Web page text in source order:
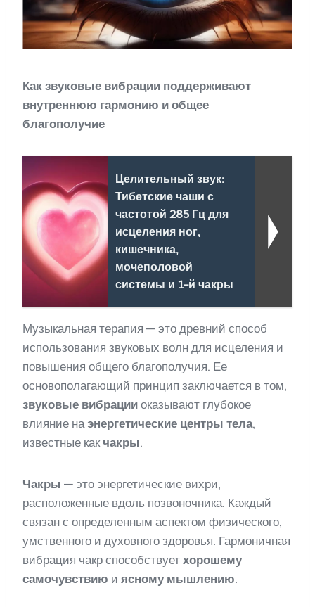
Как звуковые вибрации поддерживают
внутреннюю гармонию и общее
благополучие
Целительный звук:
Тибетские чаши с
частотой 285 Гц для
исцеления ног,
кишечника,
мочеполовой
системы и 1-й чакры
Музыкальная терапия — это древний способ
использования звуковых волн для исцеления и
повышения общего благополучия. Ее
основополагающий принцип заключается в том,
звуковые вибрации оказывают глубокое
влияние на энергетические центры тела,
известные как чакры.
Чакры — это энергетические вихри,
расположенные вдоль позвоночника. Каждый
связан с определенным аспектом физического,
умственного и духовного здоровья. Гармоничная
вибрация чакр способствует хорошему
самочувствию и ясному мышлению.